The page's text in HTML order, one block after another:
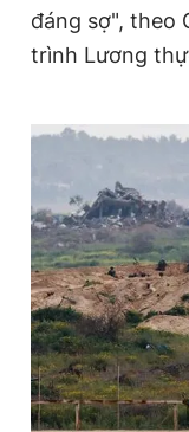
đáng sợ", theo
trình Lương